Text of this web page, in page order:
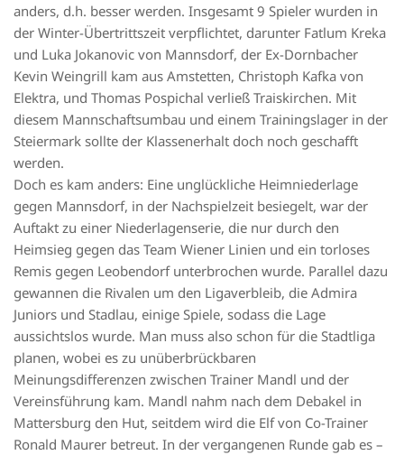
anders, d.h. besser werden. Insgesamt 9 Spieler wurden in
der Winter-Übertrittszeit verpflichtet, darunter Fatlum Kreka
und Luka Jokanovic von Mannsdorf, der Ex-Dornbacher
Kevin Weingrill kam aus Amstetten, Christoph Kafka von
Elektra, und Thomas Pospichal verließ Traiskirchen. Mit
diesem Mannschaftsumbau und einem Trainingslager in der
Steiermark sollte der Klassenerhalt doch noch geschafft
werden.
Doch es kam anders: Eine unglückliche Heimniederlage
gegen Mannsdorf, in der Nachspielzeit besiegelt, war der
Auftakt zu einer Niederlagenserie, die nur durch den
Heimsieg gegen das Team Wiener Linien und ein torloses
Remis gegen Leobendorf unterbrochen wurde. Parallel dazu
gewannen die Rivalen um den Ligaverbleib, die Admira
Juniors und Stadlau, einige Spiele, sodass die Lage
aussichtslos wurde. Man muss also schon für die Stadtliga
planen, wobei es zu unüberbrückbaren
Meinungsdifferenzen zwischen Trainer Mandl und der
Vereinsführung kam. Mandl nahm nach dem Debakel in
Mattersburg den Hut, seitdem wird die Elf von Co-Trainer
Ronald Maurer betreut. In der vergangenen Runde gab es –